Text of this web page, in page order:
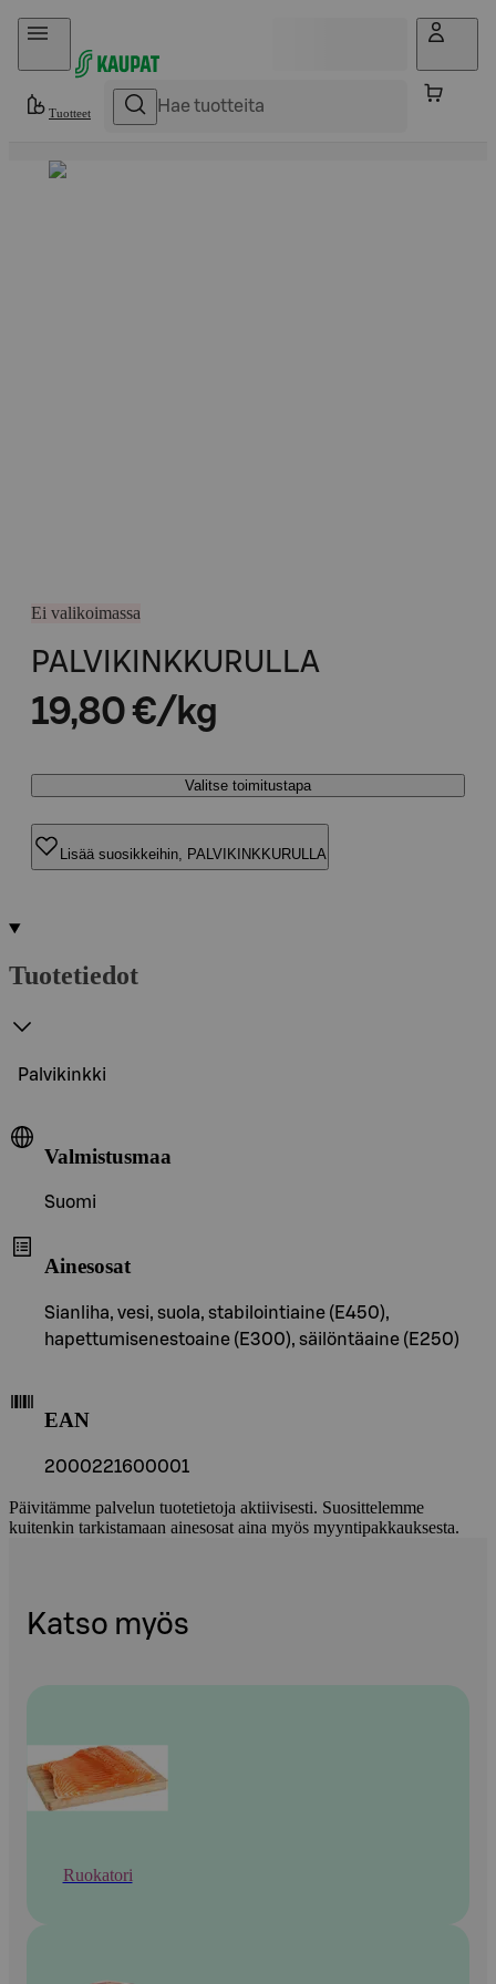
Hyppää sisältöön
Tuotteet
Ei valikoimassa
PALVIKINKKURULLA
19,80 €/kg
Valitse toimitustapa
Lisää suosikkeihin, PALVIKINKKURULLA
Tuotetiedot
Palvikinkki
Valmistusmaa
Suomi
Ainesosat
Sianliha, vesi, suola, stabilointiaine (E450),
hapettumisenestoaine (E300), säilöntäaine (E250)
EAN
2000221600001
Päivitämme palvelun tuotetietoja aktiivisesti. Suosittelemme
kuitenkin tarkistamaan ainesosat aina myös myyntipakkauksesta.
Katso myös
Ruokatori